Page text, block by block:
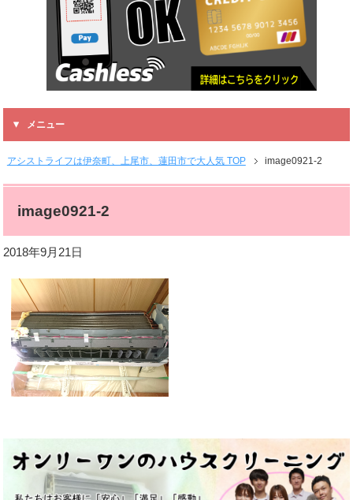
メニュー
アシストライフは伊奈町、上尾市、蓮田市で大人気 TOP image0921-2
image0921-2
2018年9月21日